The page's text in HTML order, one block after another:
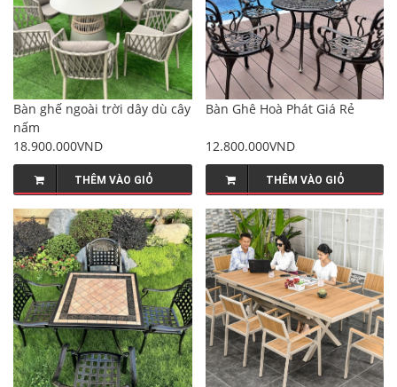
Bàn ghế ngoài trời dây dù cây
nấm
18.900.000VND
THÊM VÀO GIỎ
Bàn Ghê Hoà Phát Giá Rẻ
12.800.000VND
THÊM VÀO GIỎ